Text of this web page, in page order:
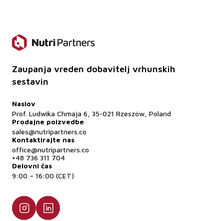
Zaupanja vreden dobavitelj vrhunskih
sestavin
Naslov
Prof. Ludwika Chmaja 6, 35-021 Rzeszów, Poland
Prodajne poizvedbe
sales@nutripartners.co
Kontaktirajte nas
office@nutripartners.co
+48 736 311 704
Delovni čas
9:00 – 16:00 (CET)